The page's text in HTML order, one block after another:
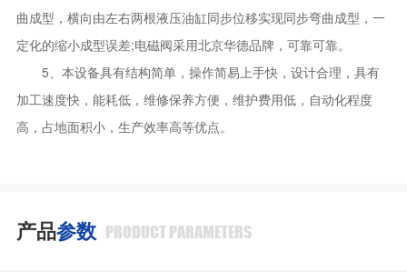
曲成型，横向由左右两根液压油缸同步位移实现同步弯曲成型，一
定化的缩小成型误差;电磁阀采用北京华德品牌，可靠可靠。
5、本设备具有结构简单，操作简易上手快，设计合理，具有
加工速度快，能耗低，维修保养方便，维护费用低，自动化程度
高，占地面积小，生产效率高等优点。
产品参数 PRODUCT PARAMETERS